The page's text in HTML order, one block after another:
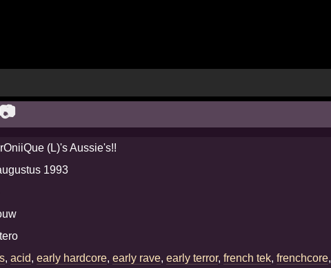
📷
(L)'s Aussie's!!
1993
,acid,early hardcore,early rave,early terror,french tek,frenchcore,